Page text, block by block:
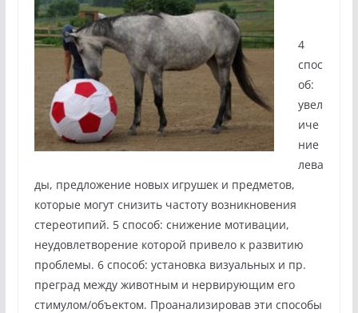
4
спос
об:
увел
иче
ние
лева
ды, предложение новых игрушек и предметов,
которые могут снизить частоту возникновения
стереотипий. 5 способ: снижение мотивации,
неудовлетворение которой привело к развитию
проблемы. 6 способ: установка визуальных и пр.
преград между животным и нервирующим его
стимулом/объектом. Проанализировав эти способы